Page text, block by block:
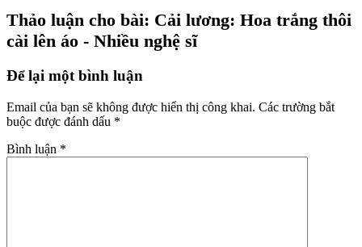
Thảo luận cho bài: Cải lương: Hoa trắng thôi
cài lên áo - Nhiều nghệ sĩ
Để lại một bình luận
Email của bạn sẽ không được hiển thị công khai. Các trường bắt
buộc được đánh dấu *
Bình luận *